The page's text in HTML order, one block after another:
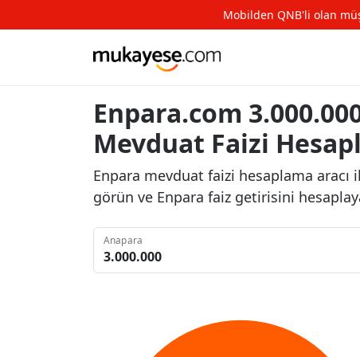
Mobilden QNB'li olan
Enpara.com
Mevduat Faizi
Enpara mevduat faizi hesaplama aracı
görün ve Enpara faiz getirisini
Anapara